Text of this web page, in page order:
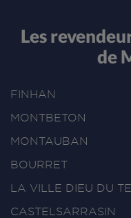
Les
de
FINHAN
MONTBETON
MONTAUBAN
BOURRET
LA VILLE DIEU DU
CASTELSARRASIN